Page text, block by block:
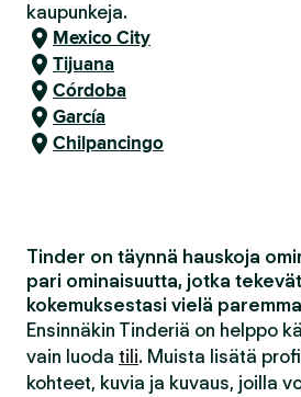
kaupunkeja.
Mexico City
Tijuana
Córdoba
García
Chilpancingo
Tinder on täynnä hauskoja
pari ominaisuutta, jotka
kokemuksestasi vielä
Ensinnäkin Tinderiä on helppo
vain luoda tili. Muista lisätä
kohteet, kuvia ja kuvaus, joilla